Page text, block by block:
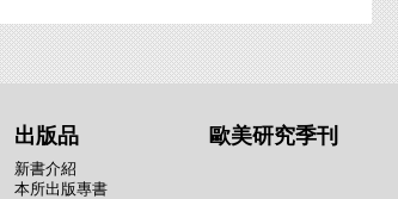
出版品
新書介紹
本所出版專書
歐美研究季刊